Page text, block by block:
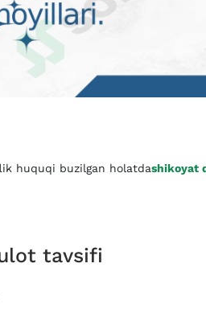
huquqi buzilgan holatdashikoyat
tavsifi